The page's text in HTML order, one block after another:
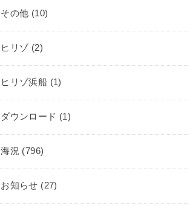
その他 (10)
ヒリゾ (2)
ヒリゾ浜船 (1)
ダウンロード (1)
海況 (796)
お知らせ (27)